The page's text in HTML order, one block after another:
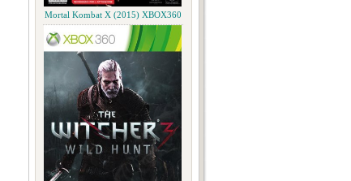
Mortal Kombat X (2015) XBOX360